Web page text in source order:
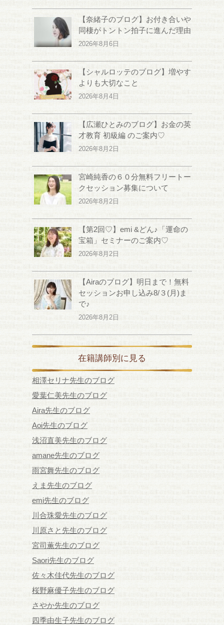
【奈緒子のブログ】お付き合いや
同棲がトントン拍子に進んだ理由
2026年8月6日
【シャルロッテのブログ】増やす
よりも大切なこと
2026年8月4日
【広瀬ひとみのブログ】お金の英
才教育 初級編 のご案内♡
2026年8月2日
宮崎純香の６０分無料フリートー
クセッション募集について
2026年8月2日
【第2回♡】emi &どん♪「運命の
宝箱」セミナーのご案内♡
2026年8月2日
【Airaのブログ】明日まで！無料
セッションお申し込み8/３(月)ま
で♪
2026年8月2日
在籍講師別に見る
相澤セリナ先生のブログ
愛葉仁美先生のブログ
Aira先生のブログ
Aoi先生のブログ
浅沼直美先生のブログ
amane先生のブログ
雨宮舞先生のブログ
えま先生のブログ
emi先生のブログ
川合珠愛先生のブログ
川原さと先生のブログ
宮司薫先生のブログ
Saori先生のブログ
佐々木佳代先生のブログ
桜野麻優子先生のブログ
さやか先生のブログ
四季由生子先生のブログ